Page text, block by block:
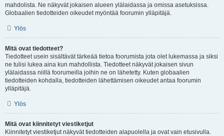
mahdolista. Ne näkyvät jokaisen alueen ylälaidassa ja omissa asetuksissa.
Globaalien tiedotteiden oikeudet myöntää foorumin ylläpitäjä.
Ylös
Mitä ovat tiedotteet?
Tiedotteet usein sisältävät tärkeää tietoa foorumista jota olet lukemassa ja siksi
ne tulisi lukea aina kun mahdollista. Tiedotteet näkyvät jokaisen sivun
ylälaidassa niillä foorumeilla joihin ne on lähetetty. Kuten globaalien
tiedotteiden kohdalla, tiedotteiden lähettämisen oikeudet antaa foorumin
ylläpitäjä.
Ylös
Mitä ovat kiinnitetyt viestiketjut
Kiinnitetyt viestiketjut näkyvät tiedotteiden alapuolella ja ovat vain etusivulla.